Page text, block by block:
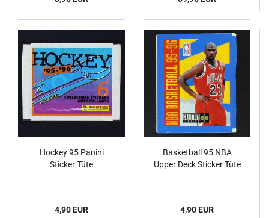
Hockey 95 Panini
Sticker Tüte
4,90 EUR
Basketball 95 NBA
Upper Deck Sticker Tüte
4,90 EUR